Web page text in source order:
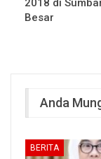
2018 di
Besar
Anda
BERITA